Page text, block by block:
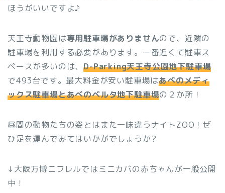
ほうがいいですよ♪
天王寺動物園は専用駐車場がありませんので、近隣の
駐車場を利用する必要があります。一番近くて駐車ス
ペースが多いのは、D-Parking天王寺公園地下駐車場
で493台です。最大料金が安い駐車場はあべのメディ
ックス駐車場とあべのベルタ地下駐車場の２か所！
昼間の動物たちの姿とはまた一味違うナイトZOO！ぜ
ひ足を運んでみてはいかがでしょうか?
↓大阪万博ニフレルではミニカバの赤ちゃんが一般公開
中！